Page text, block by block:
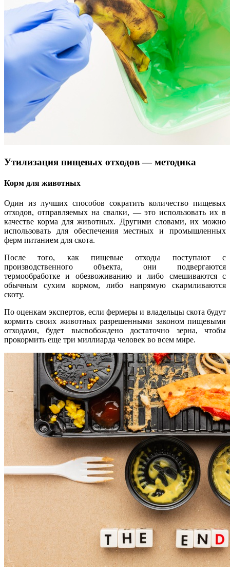
Утилизация пищевых отходов — методика
Корм для животных
Один из лучших способов сократить количество пищевых
отходов, отправляемых на свалки, — это использовать их в
качестве корма для животных. Другими словами, их можно
использовать для обеспечения местных и промышленных
ферм питанием для скота.
После того, как пищевые отходы поступают с
производственного объекта, они подвергаются
термообработке и обезвоживанию и либо смешиваются с
обычным сухим кормом, либо напрямую скармливаются
скоту.
По оценкам экспертов, если фермеры и владельцы скота будут
кормить своих животных разрешенными законом пищевыми
отходами, будет высвобождено достаточно зерна, чтобы
прокормить еще три миллиарда человек во всем мире.